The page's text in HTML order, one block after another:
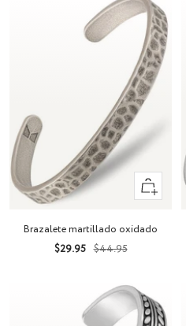
Vista
rápida
Brazalete martillado oxidado
Precio
$29.95 Precio
$44.95